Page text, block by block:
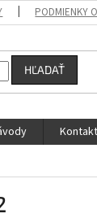
PODMIENKY
HĽADAŤ